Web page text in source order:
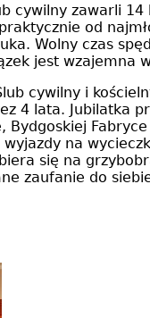
cywilny zawarli
od
Wolny czas
jest
cywilny i
4 lata. Jubilatka
Bydgoskiej
na
się na
zaufanie do